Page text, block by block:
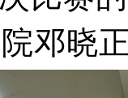
院邓晓